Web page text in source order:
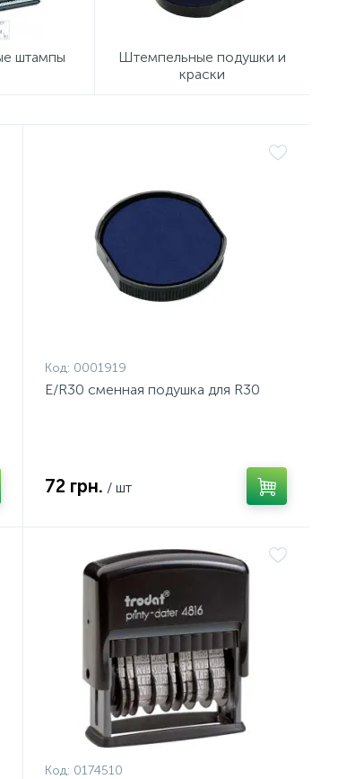
штампы
Штемпельные подушки и
краски
Код: 0001919
E/R30 сменная подушка для R30
72 грн. / шт
Код: 0174510